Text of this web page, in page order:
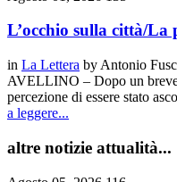
L’occhio sulla città/La
in La Lettera by Antonio
AVELLINO – Dopo un breve
percezione di essere stato
a leggere...
altre notizie attualità...